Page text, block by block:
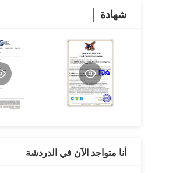
شهادة
أنا متواجد الآن في الدردشة